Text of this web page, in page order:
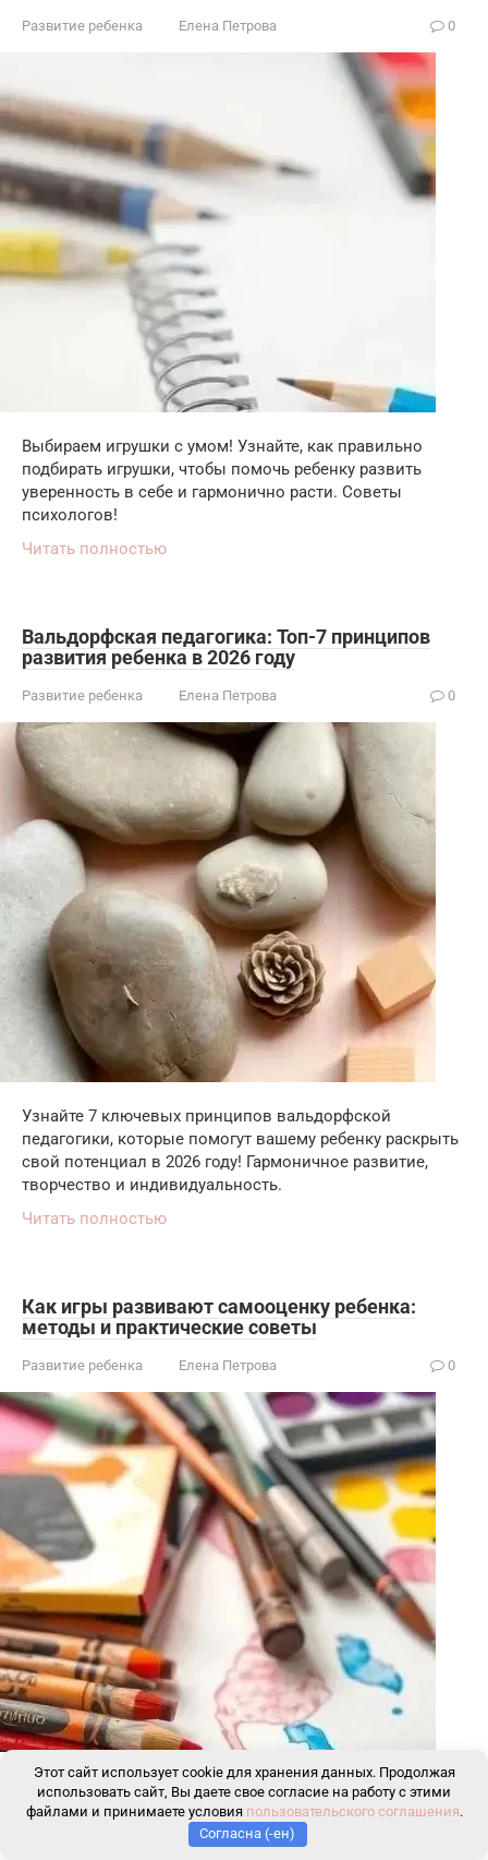
Развитие ребенка Елена Петрова 0
Выбираем игрушки с умом! Узнайте, как правильно
подбирать игрушки, чтобы помочь ребенку развить
уверенность в себе и гармонично расти. Советы
психологов!
Читать полностью
Вальдорфская педагогика: Топ-7 принципов
развития ребенка в 2026 году
Развитие ребенка Елена Петрова 0
Узнайте 7 ключевых принципов вальдорфской
педагогики, которые помогут вашему ребенку раскрыть
свой потенциал в 2026 году! Гармоничное развитие,
творчество и индивидуальность.
Читать полностью
Как игры развивают самооценку ребенка:
методы и практические советы
Развитие ребенка Елена Петрова 0
Узнайте, как игры влияют на самооценку детей!
Практические советы психолога Патеевой Т.И. о том,
как через игру развить уверенность и эмоциональный
Этот сайт использует cookie для хранения данных. Продолжая
использовать сайт, Вы даете свое согласие на работу с этими
файлами и принимаете условия пользовательского соглашения.
Согласна (-ен)